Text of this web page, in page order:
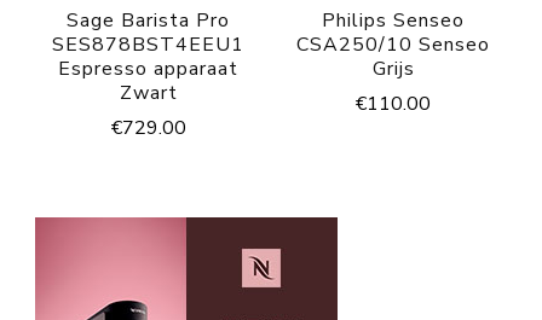
Sage Barista Pro
SES878BST4EEU1
Espresso apparaat
Zwart
€729.00
Philips Senseo
CSA250/10 Senseo
Grijs
€110.00